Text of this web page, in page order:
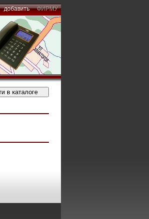
добавить ФИРМУ